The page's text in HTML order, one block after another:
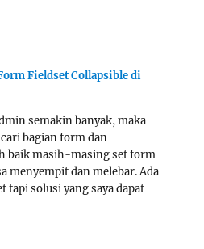
Fieldset Collapsible di
semakin banyak, maka
bagian form dan
baik masih-masing set form
menyempit dan melebar. Ada
tapi solusi yang saya dapat